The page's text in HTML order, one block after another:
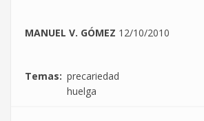
MANUEL V. GÓMEZ 12/10/2010
Temas
precariedad
huelga